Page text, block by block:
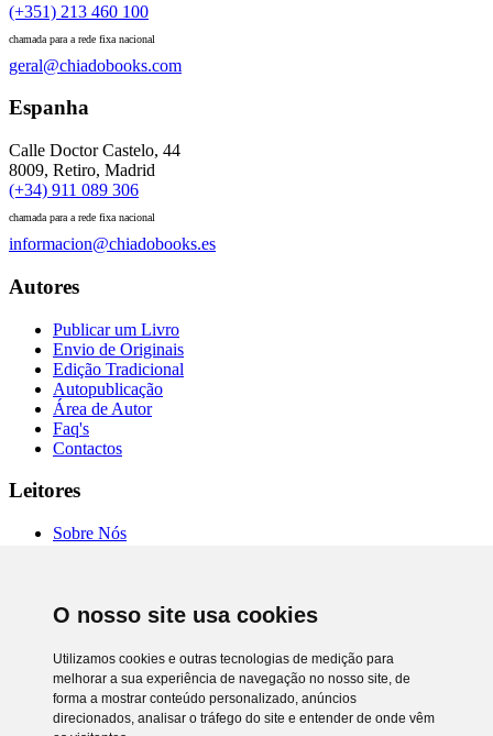
O nosso site usa cookies
Utilizamos cookies e outras tecnologias de medição para
melhorar a sua experiência de navegação no nosso site, de
forma a mostrar conteúdo personalizado, anúncios
direcionados, analisar o tráfego do site e entender de onde vêm
(+351) 213 460 100
chamada para a rede fixa nacional
geral@chiadobooks.com
Espanha
Calle Doctor Castelo, 44
8009, Retiro, Madrid
(+34) 911 089 306
chamada para a rede fixa nacional
informacion@chiadobooks.es
Autores
Publicar um Livro
Envio de Originais
Edição Tradicional
Autopublicação
Área de Autor
Faq's
Contactos
Leitores
Sobre Nós
Comprar Online
Política de Privacidade
RAL e RLL
Preferência de cookies
Chiado Books © 2026. Todos os direitos reservados.